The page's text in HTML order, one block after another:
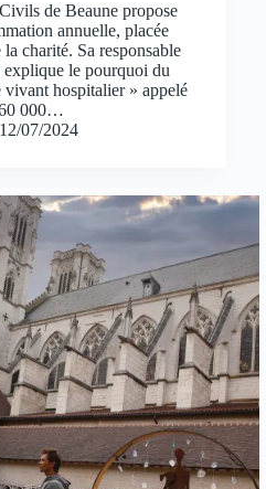
de Beaune propose
annuelle, placée
charité. Sa responsable
le pourquoi du
hospitalier » appelé
000…
12/07/2024